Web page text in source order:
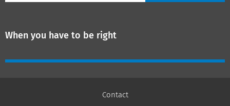
When you have to be right
Contact